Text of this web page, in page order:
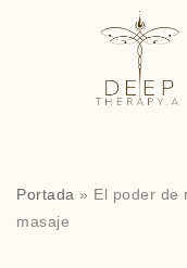
Portada » El poder de
masaje